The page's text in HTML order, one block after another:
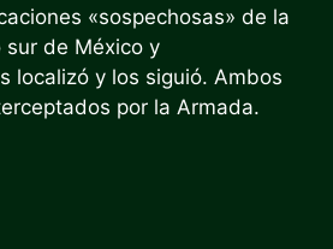
«sospechosas» de la
de México y
localizó y los siguió. Ambos
por la Armada.